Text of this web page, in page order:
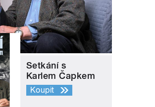
Setkání s
Karlem Čapkem
Koupit